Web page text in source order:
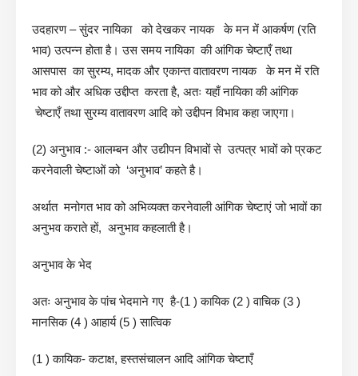
उदहारण – सुंदर नायिका को देखकर नायक के मन में आकर्षण (रति
भाव) उत्पन्न होता है। उस समय नायिका की आंगिक चेष्टाएँ तथा
आसपास का सुरम्य, मादक और एकान्त वातावरण नायक के मन में रति
भाव को और अधिक उद्दीप्त करता है, अतः यहाँ नायिका की आंगिक
चेष्टाएँ तथा सुरम्य वातावरण आदि को उद्दीपन विभाव कहा जाएगा।
(2) अनुभाव :- आलम्बन और उद्यीपन विभावों से उत्पत्र भावों को प्रकट
करनेवाली चेष्टाओं को ‘अनुभाव’ कहते है।
अर्थात मनोगत भाव को अभिव्यक्त करनेवाली आंगिक चेष्टाएं जो भावों का
अनुभव कराते हों, अनुभाव कहलाती है।
अनुभाव के भेद
अतः अनुभाव के पांच भेदमाने गए है-(1 ) कायिक (2 ) वाचिक (3 )
मानसिक (4 ) आहार्य (5 ) सात्विक
(1 ) कायिक- कटाक्ष, हस्तसंचालन आदि आंगिक चेष्टाएँ